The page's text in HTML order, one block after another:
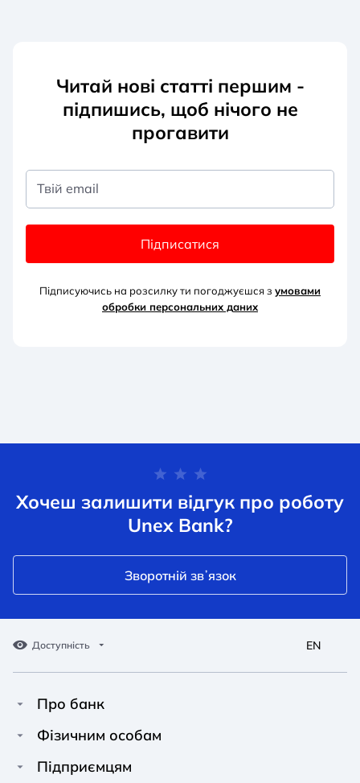
Читай нові статті першим -
підпишись, щоб нічого не
прогавити
Твій email
Підписатися
Підписуючись на розсилку ти погоджуєшся з умовами
обробки персональних даних
Хочеш залишити відгук про роботу
Unex Bank?
Зворотній звʼязок
Доступність
A A
Звичайний
A A
Середній
A A
EN
Про банк
Про Unex Bank
Фізичним особам
Кредити
Підприємцям